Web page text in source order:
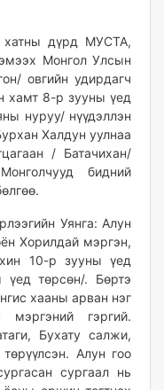
дүрд МУСТА,
Монгол Улсын
овгийн удирдагч
хамт 8-р зууны үед
нуруу/ нүүдэллэн
Халдун уулнаа
/ Батачихан/
бидний
Уянга: Алун
Хорилдай мэргэн,
10-р зууны үед
төрсөн/. Бөртэ
хааны арван нэг
гэргий.
Бухату салжи,
Алун гоо
сургаал нь